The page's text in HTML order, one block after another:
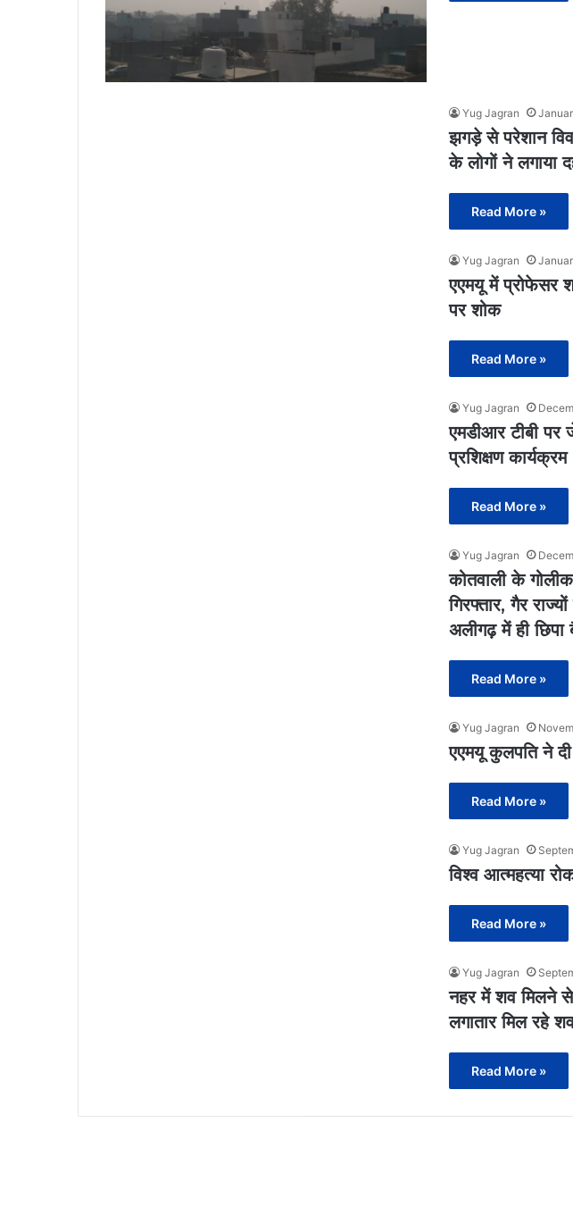
Yug Jagran
झगड़े से परेशान
के लोगों ने लगाया
Read More »
Yug Jagran
एएमयू में प्रोफेसर
पर शोक
Read More »
Yug Jagran
एमडीआर टीबी
प्रशिक्षण कार्यक्रम
Read More »
Yug Jagran
कोतवाली के
गिरफ्तार, गैर
अलीगढ़ में ही छिपा
Read More »
Yug Jagran
एएमयू कुलपति ने
Read More »
Yug Jagran
विश्व आत्महत्या
Read More »
Yug Jagran
नहर में शव मिलने
लगातार मिल रहे
Read More »